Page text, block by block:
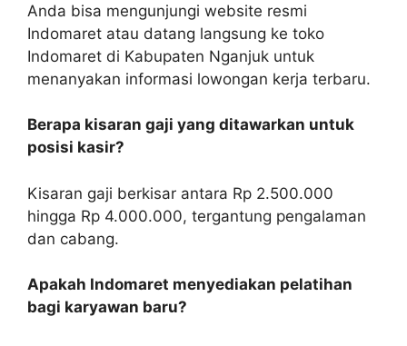
Anda bisa mengunjungi website resmi
Indomaret atau datang langsung ke toko
Indomaret di Kabupaten Nganjuk untuk
menanyakan informasi lowongan kerja terbaru.
Berapa kisaran gaji yang ditawarkan untuk
posisi kasir?
Kisaran gaji berkisar antara Rp 2.500.000
hingga Rp 4.000.000, tergantung pengalaman
dan cabang.
Apakah Indomaret menyediakan pelatihan
bagi karyawan baru?